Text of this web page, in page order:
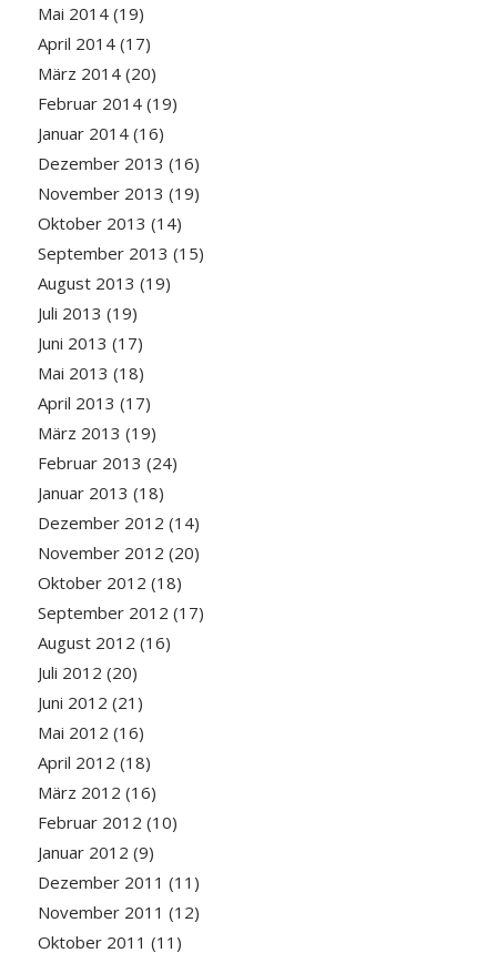
Mai 2014(19)
April 2014(17)
März 2014(20)
Februar 2014(19)
Januar 2014(16)
Dezember 2013 (16)
November 2013 (19)
Oktober 2013 (14)
September 2013 (15)
August 2013 (19)
Juli 2013 (19)
Juni 2013 (17)
Mai 2013 (18)
April 2013 (17)
März 2013 (19)
Februar 2013 (24)
Januar 2013 (18)
Dezember 2012 (14)
November 2012 (20)
Oktober 2012 (18)
September 2012 (17)
August 2012 (16)
Juli 2012 (20)
Juni 2012 (21)
Mai 2012 (16)
April 2012 (18)
März 2012 (16)
Februar 2012 (10)
Januar 2012 (9)
Dezember 2011 (11)
November 2011 (12)
Oktober 2011 (11)